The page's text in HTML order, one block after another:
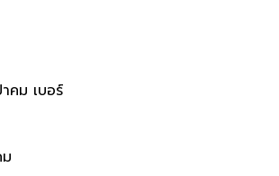
คม เบอร์